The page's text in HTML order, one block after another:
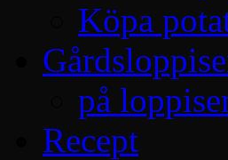
Köpa
på
Recept